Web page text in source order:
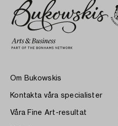
Om Bukowskis
Kontakta våra specialister
Våra Fine Art-resultat